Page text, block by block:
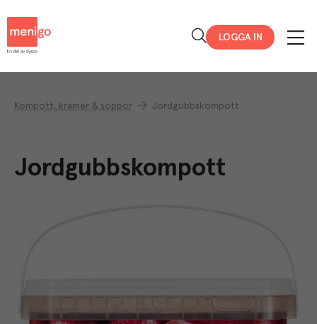
LOGGA IN
Kompott, krämer & soppor Jordgubbskompott
Jordgubbskompott